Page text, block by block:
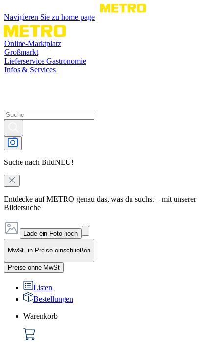
Navigieren Sie zu home page
Online-Marktplatz
Großmarkt
Lieferservice Gastronomie
Infos & Services
Suche nach BildNEU!
Entdecke auf METRO genau das, was du suchst – mit unserer
Bildersuche
Lade ein Foto hoch
MwSt. in Preise einschließen
Preise ohne MwSt
Listen
Bestellungen
Warenkorb